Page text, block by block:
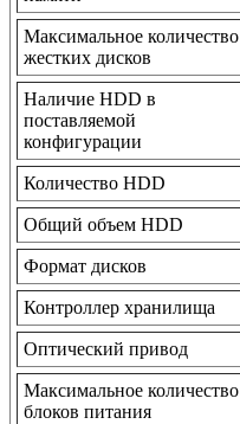
Максимальное количество
жестких дисков
Наличие HDD в
поставляемой
конфигурации
Количество HDD
Общий объем HDD
Формат дисков
Контроллер хранилища
Оптический привод
Максимальное количество
блоков питания